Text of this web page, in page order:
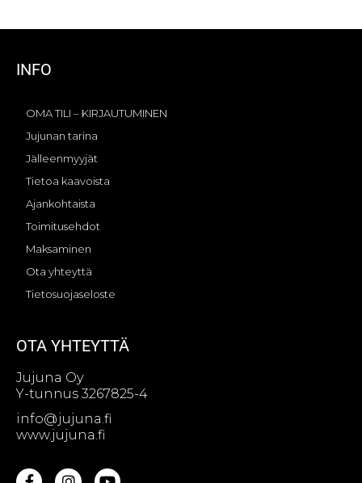
INFO
OMA TILI – KIRJAUTUMINEN
Jujunan tarina
Jälleenmyyjät
Tietoa kaavoista
Ajankohtaista
Toimitusehdot
Maksaminen
Ota yhteyttä
Tietosuojaseloste
OTA YHTEYTTÄ
Jujuna Oy
Y-tunnus 3267825-4
info@jujuna.fi
www.jujuna.fi